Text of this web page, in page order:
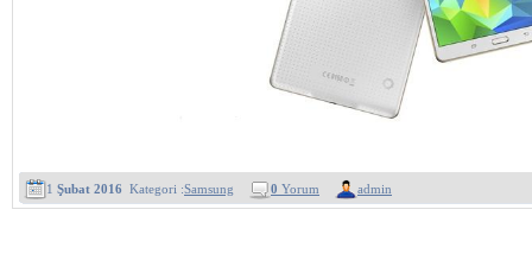
1 Şubat 2016 Kategori :Samsung 0 Yorum admin